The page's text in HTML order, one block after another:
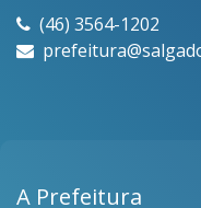
(46) 3564-1202
A Prefeitura